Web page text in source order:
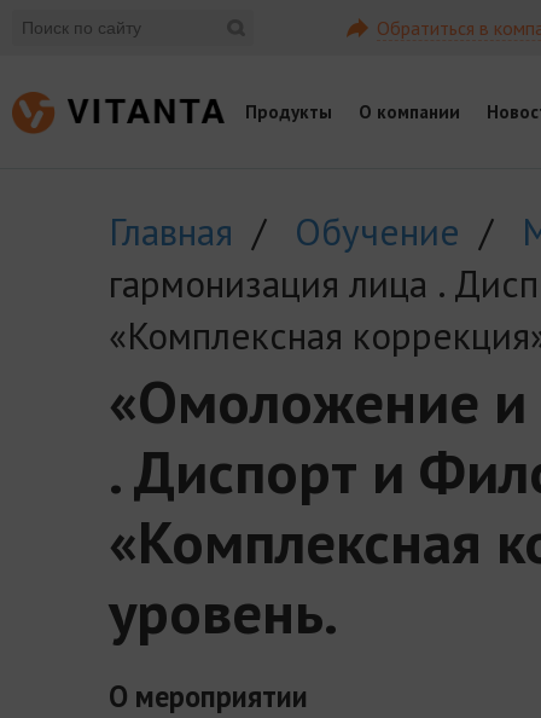
Обратиться в
Продукты О компании
Главная / Обучение /
гармонизация лица .
«Комплексная
«Омоложение и
. Диспорт и
«Комплексная
уровень.
О мероприятии